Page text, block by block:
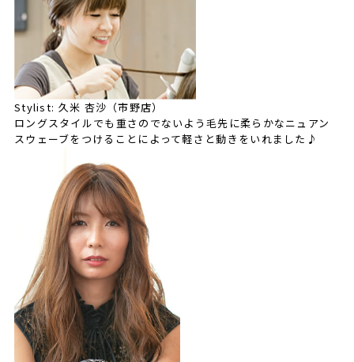
Stylist: 久米 杏沙（市野店）
ロングスタイルでも重さのでないよう毛先に柔らかなニュアン
スウェーブをつけることによって軽さと動きをいれました♪